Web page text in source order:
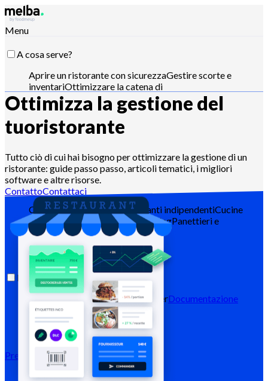
Menu
A cosa serve?
Aprire un ristorante con sicurezzaGestire scorte e
inventariOttimizzare la catena di
approvvigionamento
Ottimizzare l'ingegneria del
menuRidurre il food costPianificare la produzione
alimentare
Rispettare i requisiti HACCP
preventivi e analizzare le vendite
Per chi?
Catene e grandi gruppiRistoranti indipendentiCucine
centralizzateDark kitchenCateringPanettieri e
pasticceri Hotel-ristoranti
Risorse
Centro assistenza NewsletterDocumentazione
APIDocumentazione MCP
Prezzi
Ottimizza la gestione del
tuoristorante
Tutto ciò di cui hai bisogno per ottimizzare la gestione di un
ristorante: guide passo passo, articoli tematici, i migliori
software e altre risorse.
ContattoContattaci